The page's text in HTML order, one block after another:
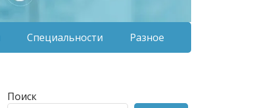
Специальности Разное
Поиск